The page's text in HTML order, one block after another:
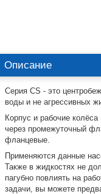
Описание
Серия CS - это
воды и не агрессивных
Корпус и рабочие
через промежуточный
фланцевые.
Применяются данные
Также в жидкостях не
пагубно повлиять на
задачи, вы можете